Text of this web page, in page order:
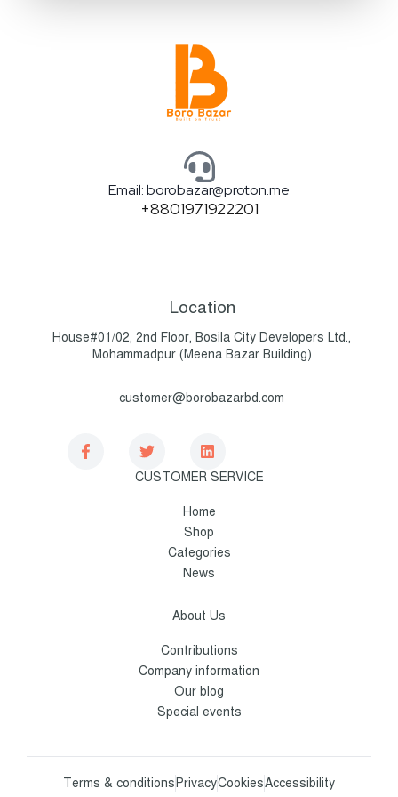
Email: borobazar@proton.me
+8801971922201
Location
House#01/02, 2nd Floor, Bosila City Developers Ltd.,
Mohammadpur (Meena Bazar Building)
customer@borobazarbd.com
CUSTOMER SERVICE
Home
Shop
Categories
News
About Us
Contributions
Company information
Our blog
Special events
Terms & conditions PrivacyCookiesAccessibility